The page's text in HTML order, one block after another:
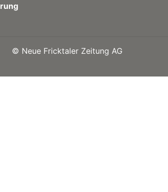
© Neue Fricktaler Zeitung AG